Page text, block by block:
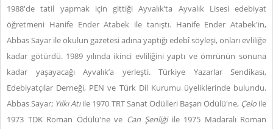
1988'de tatil yapmak için gittiği Ayvalık’ta Ayvalık Lisesi edebiyat
öğretmeni Hanife Ender Atabek ile tanıştı. Hanife Ender Atabek'in,
Abbas Sayar ile okulun gazetesi adına yaptığı edebî söyleşi, onları evliliğe
kadar götürdü. 1989 yılında ikinci evliliğini yaptı ve ömrünün sonuna
kadar yaşayacağı Ayvalık’a yerleşti. Türkiye Yazarlar Sendikası,
Edebiyatçılar Derneği, PEN ve Türk Dil Kurumu üyeliklerinde bulundu.
Abbas Sayar; Yılkı Atıile 1970 TRT Sanat Ödülleri Başarı Ödülü'ne, Çeloile
1973 TDK Roman Ödülü'ne ve Can Şenliğiile 1975 Madaralı Roman